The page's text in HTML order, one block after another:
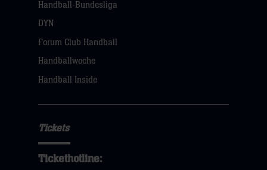
Navigation
öffnen,
dann
klicken
Handball-Bundesliga
DYN
Forum Club Handball
Handballwoche
Handball Inside
Tickets
Tickethotline: